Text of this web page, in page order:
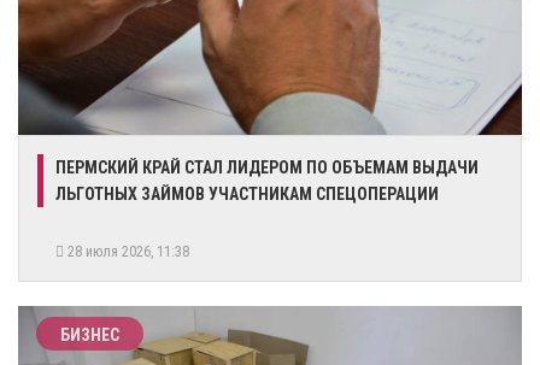
​ПЕРМСКИЙ КРАЙ СТАЛ ЛИДЕРОМ ПО ОБЪЕМАМ ВЫДАЧИ
ЛЬГОТНЫХ ЗАЙМОВ УЧАСТНИКАМ СПЕЦОПЕРАЦИИ
28 июля 2026, 11:38
БИЗНЕС